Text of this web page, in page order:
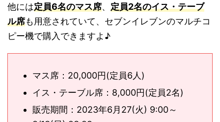
他には定員6名のマス席、 定員2名のイス・テーブ
ル席も用意されていて、セブンイレブンのマルチコ
ピー機で購入できますよ♪
マス席：20,000円(定員6人)
イス・テーブル席：8,000円(定員2名)
販売期間：2023年6月27(火) 9:00～